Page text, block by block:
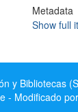
Metadata
Show full
y Bibliotecas
- Modificado